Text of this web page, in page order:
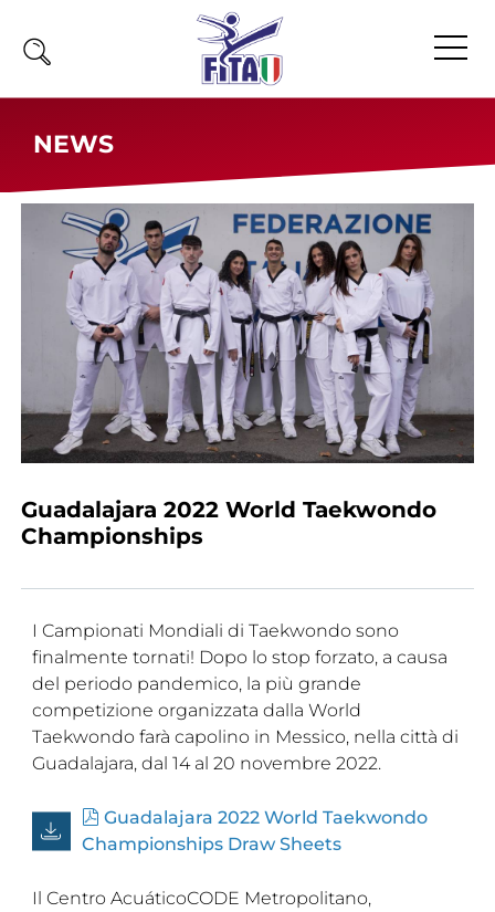
Calendario
News
Olimpiadi
Atleti Combattimento
Atleti Poomsae e Freestyle
Atleti Parataekwondo
Tesseramento
Amministrazione
Salute
Rivista Olympic Dream
Mappa del sito
Photogallery
NEWS
Guadalajara 2022 World Taekwondo
Championships
I Campionati Mondiali di Taekwondo sono
finalmente tornati! Dopo lo stop forzato, a causa
del periodo pandemico, la più grande
competizione organizzata dalla World
Taekwondo farà capolino in Messico, nella città di
Guadalajara, dal 14 al 20 novembre 2022.
PDF
Guadalajara 2022 World Taekwondo
Championships Draw Sheets
Il Centro AcuáticoCODE Metropolitano,